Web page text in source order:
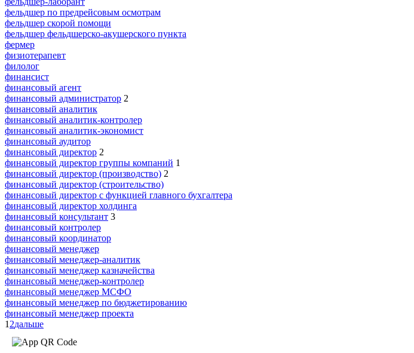
фельдшер по предрейсовым осмотрам
фельдшер скорой помощи
фельдшер фельдшерско-акушерского пункта
фермер
физиотерапевт
филолог
финансист
финансовый агент
финансовый администратор 2
финансовый аналитик
финансовый аналитик-контролер
финансовый аналитик-экономист
финансовый аудитор
финансовый директор 2
финансовый директор группы компаний 1
финансовый директор (производство) 2
финансовый директор (строительство)
финансовый директор с функцией главного бухгалтера
финансовый директор холдинга
финансовый консультант 3
финансовый контролер
финансовый координатор
финансовый менеджер
финансовый менеджер-аналитик
финансовый менеджер казначейства
финансовый менеджер-контролер
финансовый менеджер МСФО
финансовый менеджер по бюджетированию
финансовый менеджер проекта
1 2дальше